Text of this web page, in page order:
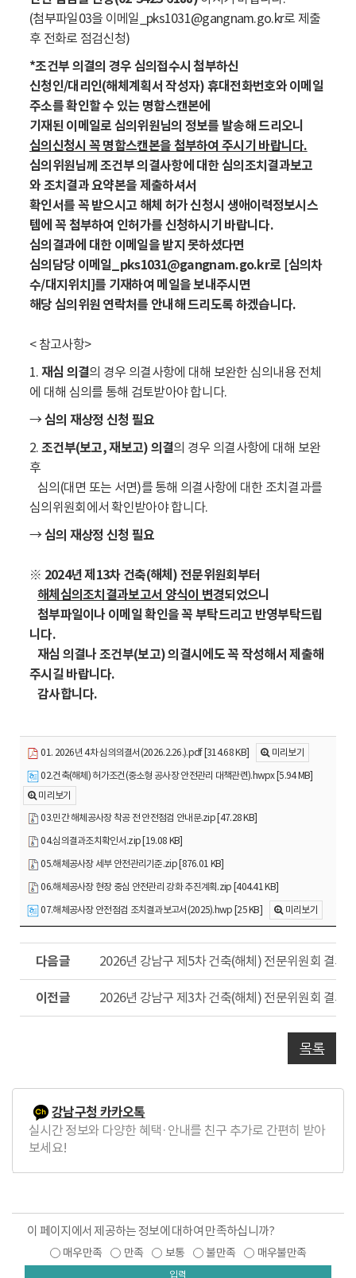
(첨부파일03을 이메일_pks1031@gangnam.go.kr로 제출
후 전화로 점검신청)
*조건부 의결의 경우 심의접수시 첨부하신
신청인/대리인(해체계획서 작성자) 휴대전화번호와 이메일
주소를 확인할 수 있는 명함스캔본에
기재된 이메일로 심의위원님의 정보를 발송해 드리오니
심의신청시 꼭 명함스캔본을 첨부하여 주시기 바랍니다.
심의위원님께 조건부 의결사항에 대한 심의조치결과보고
와 조치결과 요약본을 제출하셔서
확인서를 꼭 받으시고 해체 허가 신청시 생애이력정보시스
템에 꼭 첨부하여 인허가를 신청하시기 바랍니다.
심의결과에 대한 이메일을 받지 못하셨다면
심의담당 이메일_pks1031@gangnam.go.kr로 [심의차
수/대지위치]를 기재하여 메일을 보내주시면
해당 심의위원 연락처를 안내해 드리도록 하겠습니다.
< 참고사항>
1. 재심 의결의 경우 의결사항에 대해 보완한 심의내용 전체
에 대해 심의를 통해 검토받아야 합니다.
→심의 재상정 신청 필요
2. 조건부(보고, 재보고) 의결의 경우 의결사항에 대해 보완
후
심의(대면 또는 서면)를 통해 의결사항에 대한 조치결과를
심의위원회에서 확인받아야 합니다.
→심의 재상정 신청 필요
※ 2024년 제13차 건축(해체) 전문위원회부터
해체심의조치결과보고서 양식이 변경되었으니
첨부파일이나 이메일 확인을 꼭 부탁드리고 반영부탁드립
니다.
재심 의결나 조건부(보고) 의결시에도 꼭 작성해서 제출해
주시길 바랍니다.
감사합니다.
01. 2026년 4차 심의의결서(2026.2.26.).pdf [314.68 KB]
미리보기
02.건축(해체) 허가조건(중소형 공사장 안전관리 대책관련).hwpx [5.94 MB]
미리보기
03.민간 해체공사장 착공 전 안전점검 안내문.zip [47.28 KB]
04.심의결과조치확인서.zip [19.08 KB]
05.해체공사장 세부 안전관리기준.zip [876.01 KB]
06.해체공사장 현장 중심 안전관리 강화 추진계획.zip [404.41 KB]
07.해체공사장 안전점검 조치결과보고서(2025).hwp [25 KB]
미리보기
글
2026년 강남구 제5차 건축(해체) 전문위원회 결과
글
2026년 강남구 제3차 건축(해체) 전문위원회 결과
목록
강남구청 카카오톡
실시간 정보와 다양한 혜택·안내를 친구 추가로 간편히 받아
보세요!
이 페이지에서 제공하는 정보에 대하여 만족하십니까?
매우만족 만족 보통 불만족 매우불만족
입력